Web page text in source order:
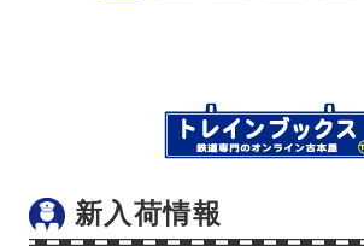
新入荷情報